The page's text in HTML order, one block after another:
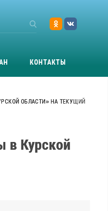
КОНТАКТЫ
ОБЛАСТИ» НА ТЕКУЩИЙ
в Курской